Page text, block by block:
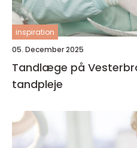
inspiration
05. December 2025
Tandlæge på
tandpleje